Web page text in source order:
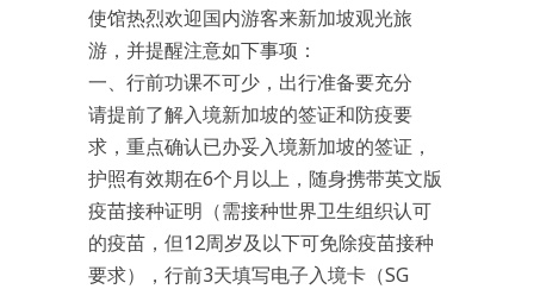
使馆热烈欢迎国内游客来新加坡观光旅
游，并提醒注意如下事项：
一、行前功课不可少，出行准备要充分
请提前了解入境新加坡的签证和防疫要
求，重点确认已办妥入境新加坡的签证，
护照有效期在6个月以上，随身携带英文版
疫苗接种证明（需接种世界卫生组织认可
的疫苗，但12周岁及以下可免除疫苗接种
要求），行前3天填写电子入境卡（SG